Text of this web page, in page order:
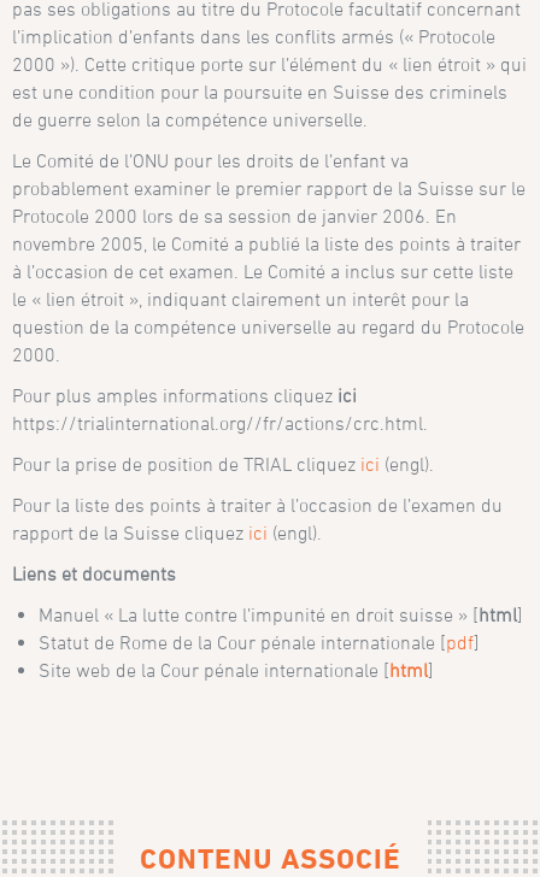
pas ses obligations au titre du Protocole facultatif concernant
l’implication d’enfants dans les conflits armés (« Protocole
2000 »). Cette critique porte sur l’élément du « lien étroit » qui
est une condition pour la poursuite en Suisse des criminels
de guerre selon la compétence universelle.
Le Comité de l’ONU pour les droits de l’enfant va
probablement examiner le premier rapport de la Suisse sur le
Protocole 2000 lors de sa session de janvier 2006. En
novembre 2005, le Comité a publié la liste des points à traiter
à l’occasion de cet examen. Le Comité a inclus sur cette liste
le « lien étroit », indiquant clairement un interêt pour la
question de la compétence universelle au regard du Protocole
2000.
Pour plus amples informations cliquez ici
https://trialinternational.org//fr/actions/crc.html.
Pour la prise de position de TRIAL cliquez ici (engl).
Pour la liste des points à traiter à l’occasion de l’examen du
rapport de la Suisse cliquez ici (engl).
Liens et documents
Manuel « La lutte contre l’impunité en droit suisse » [html]
Statut de Rome de la Cour pénale internationale [pdf]
Site web de la Cour pénale internationale [html]
CONTENU ASSOCIÉ